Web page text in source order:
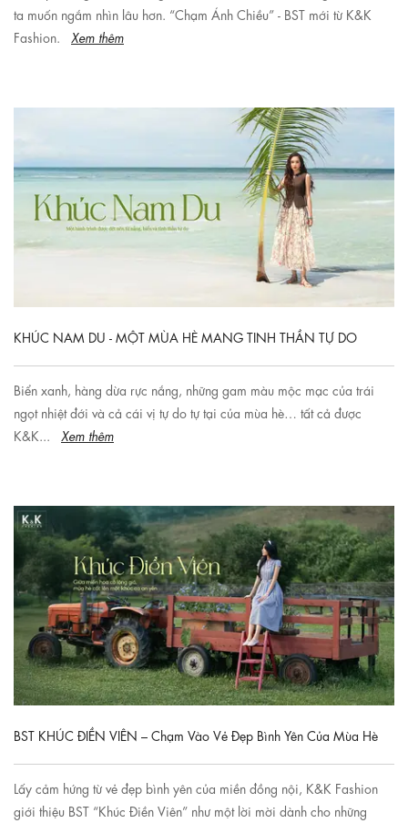
ta muốn ngắm nhìn lâu hơn. “Chạm Ánh Chiều” - BST mới từ K&K
Fashion.
Xem thêm
KHÚC NAM DU - MỘT MÙA HÈ MANG TINH THẦN TỰ DO
Biển xanh, hàng dừa rực nắng, những gam màu mộc mạc của trái
ngọt nhiệt đới và cả cái vị tự do tự tại của mùa hè… tất cả được
K&K...
Xem thêm
BST KHÚC ĐIỀN VIÊN – Chạm Vào Vẻ Đẹp Bình Yên Của Mùa Hè
Lấy cảm hứng từ vẻ đẹp bình yên của miền đồng nội, K&K Fashion
giới thiệu BST “Khúc Điền Viên” như một lời mời dành cho những